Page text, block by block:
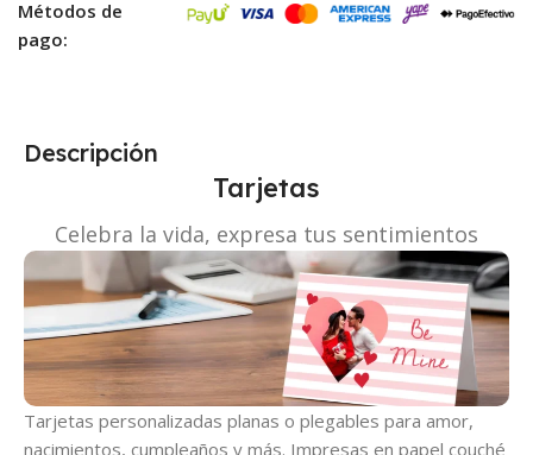
Métodos de
pago:
Descripción
Tarjetas
Celebra la vida, expresa tus sentimientos
Tarjetas personalizadas planas o plegables para amor,
nacimientos, cumpleaños y más. Impresas en papel couché